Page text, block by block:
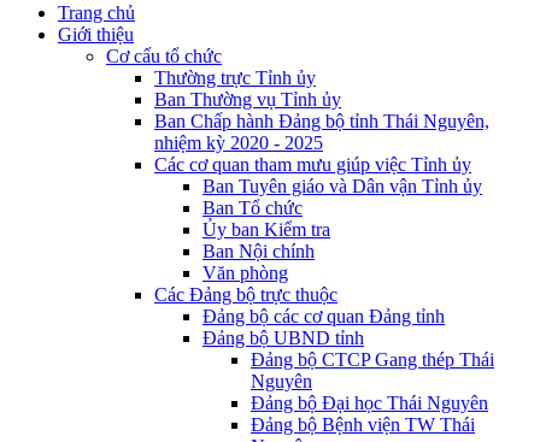
Trang chủ
Giới thiệu
Cơ cấu tổ chức
Thường trực Tỉnh ủy
Ban Thường vụ Tỉnh ủy
Ban Chấp hành Đảng bộ tỉnh Thái Nguyên,
nhiệm kỳ 2020 - 2025
Các cơ quan tham mưu giúp việc Tỉnh ủy
Ban Tuyên giáo và Dân vận Tỉnh ủy
Ban Tổ chức
Ủy ban Kiểm tra
Ban Nội chính
Văn phòng
Các Đảng bộ trực thuộc
Đảng bộ các cơ quan Đảng tỉnh
Đảng bộ UBND tỉnh
Đảng bộ CTCP Gang thép Thái
Nguyên
Đảng bộ Đại học Thái Nguyên
Đảng bộ Bệnh viện TW Thái